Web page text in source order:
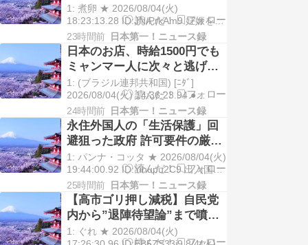
監理団体などに314万円賠償命
令 福岡地裁
1: 煮卵 ★ 2026/08/04(火)
18:23:13.28 ID:JN/PrkAm9 妊娠を理
由に退職や帰国を迫ったのは違法だ
として、フィリピン国籍の元技能実
習生の女性が、仲介した大分県の監
理団体や福岡県の実習 […]
23時間前 日本第一！ニュース録
日本のお店、時給1500円でも
ミャンマー人に次々と逃げら
れてしまう。お店「すでに地
方の雇用は崩壊」
1: (ブラジル連邦共和国) [ﾆﾀﾞ]
2026/08/04(火) 14:36:23.94 ●
BE:668024367-2BP(3000) 【飲食店
の現場】時給1500円でも次々と辞め
ていく…ミャンマー人材に逃げられ
[…]
24時間前 日本第一！ニュース録
永住外国人の「生活保護」回
避狙った政府 許可要件の厳格
化案を発表
1: パンナ・コッタ ★ 2026/08/04(火)
19:44:00.92 ID:Yihupu2C9 出入国在
留管理庁は4日、外国人の永住許可ガ
イドラインの改定案を発表した。日
本人世帯の平均を上回る年収水準
や、その年収 […]
25時間前 日本第一！ニュース録
【高市ゴリ押し減税】自民党
内から”退陣待望論”まで噴
出？ 「財源なき見切り発車」
1: ぐれ ★ 2026/08/04(火)